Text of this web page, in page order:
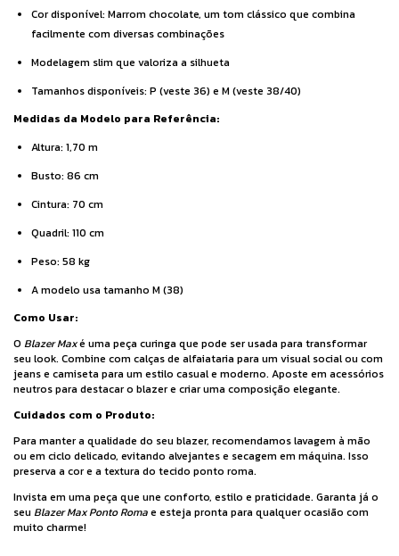
Cor disponível: Marrom chocolate, um tom clássico que combina
facilmente com diversas combinações
Modelagem slim que valoriza a silhueta
Tamanhos disponíveis: P (veste 36) e M (veste 38/40)
Medidas da Modelo para Referência:
Altura: 1,70 m
Busto: 86 cm
Cintura: 70 cm
Quadril: 110 cm
Peso: 58 kg
A modelo usa tamanho M (38)
Como Usar:
O Blazer Maxé uma peça curinga que pode ser usada para transformar
seu look. Combine com calças de alfaiataria para um visual social ou com
jeans e camiseta para um estilo casual e moderno. Aposte em acessórios
neutros para destacar o blazer e criar uma composição elegante.
Cuidados com o Produto:
Para manter a qualidade do seu blazer, recomendamos lavagem à mão
ou em ciclo delicado, evitando alvejantes e secagem em máquina. Isso
preserva a cor e a textura do tecido ponto roma.
Invista em uma peça que une conforto, estilo e praticidade. Garanta já o
seu Blazer Max Ponto Romae esteja pronta para qualquer ocasião com
muito charme!